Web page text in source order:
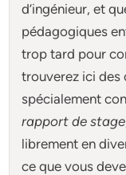
d’ingénieur, et
pédagogiques
trop tard pour
trouverez ici des
spécialement
rapport de stage
librement en
ce que vous